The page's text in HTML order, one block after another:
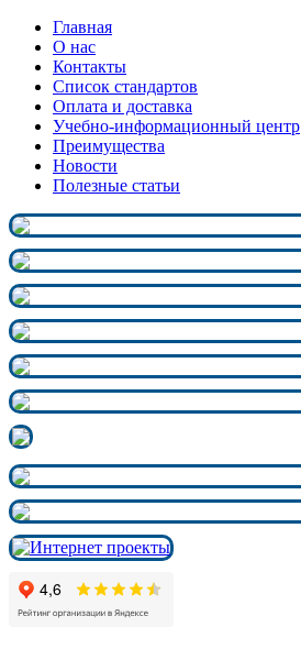
Главная
О нас
Контакты
Список стандартов
Оплата и доставка
Учебно-информационный центр
Преимущества
Новости
Полезные статьи